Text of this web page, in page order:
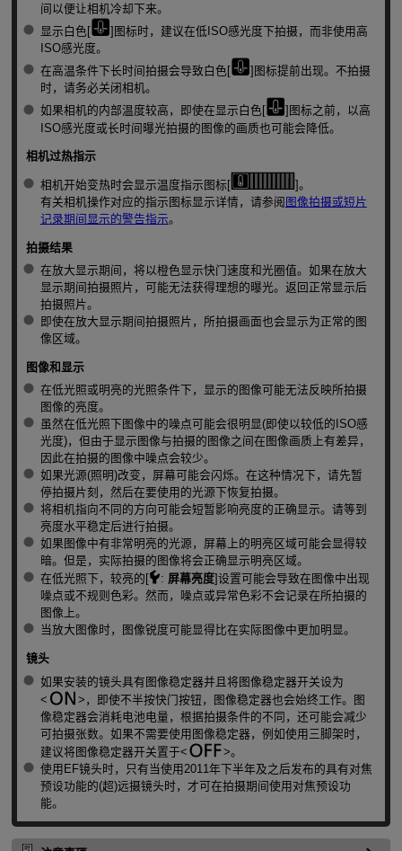
间以便让相机冷却下来。
显示白色[
]图标时，建议在低ISO感光度下拍摄，而非使用高
ISO感光度。
在高温条件下长时间拍摄会导致白色[
]图标提前出现。不拍摄
时，请务必关闭相机。
如果相机的内部温度较高，即使在显示白色[
]图标之前，以高
ISO感光度或长时间曝光拍摄的图像的画质也可能会降低。
相机过热指示
相机开始变热时会显示温度指示图标[
]。
有关相机操作对应的指示图标显示详情，请参阅 图像拍摄或短片
记录期间显示的警告指示。
拍摄结果
在放大显示期间，将以橙色显示快门速度和光圈值。如果在放大
显示期间拍摄照片，可能无法获得理想的曝光。返回正常显示后
拍摄照片。
即使在放大显示期间拍摄照片，所拍摄画面也会显示为正常的图
像区域。
图像和显示
在低光照或明亮的光照条件下，显示的图像可能无法反映所拍摄
图像的亮度。
虽然在低光照下图像中的噪点可能会很明显(即使以较低的ISO感
光度)，但由于显示图像与拍摄的图像之间在图像画质上有差异，
因此在拍摄的图像中噪点会较少。
如果光源(照明)改变，屏幕可能会闪烁。在这种情况下，请先暂
停拍摄片刻，然后在要使用的光源下恢复拍摄。
将相机指向不同的方向可能会短暂影响亮度的正确显示。请等到
亮度水平稳定后进行拍摄。
如果图像中有非常明亮的光源，屏幕上的明亮区域可能会显得较
暗。但是，实际拍摄的图像将会正确显示明亮区域。
在低光照下，较亮的[
: 屏幕亮度]设置可能会导致在图像中出现
噪点或不规则色彩。然而，噪点或异常色彩不会记录在所拍摄的
图像上。
当放大图像时，图像锐度可能显得比在实际图像中更加明显。
镜头
如果安装的镜头具有图像稳定器并且将图像稳定器开关设为
，即使不半按快门按钮，图像稳定器也会始终工作。图
像稳定器会消耗电池电量，根据拍摄条件的不同，还可能会减少
可拍摄张数。如果不需要使用图像稳定器，例如使用三脚架时，
建议将图像稳定器开关置于
。
使用EF镜头时，只有当使用2011年下半年及之后发布的具有对焦
预设功能的(超)远摄镜头时，才可在拍摄期间使用对焦预设功
能。